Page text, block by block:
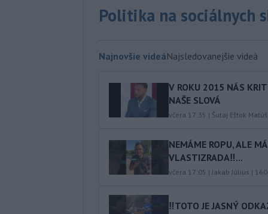
Politika na sociálnych
Najnovšie videáNajsledovanejšie videá
V ROKU 2015 NÁS
NAŠE SLOVÁ
včera 17:35 | Šutaj Eštok Matúš
NEMÁME ROPU, ALE
VLASTIZRADA‼️...
včera 17:05 |Jakab Július |
‼️TOTO JE JASNÝ